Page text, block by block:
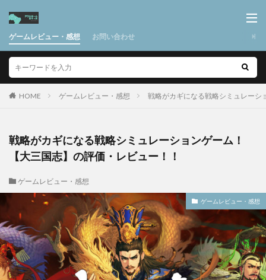
ゲームレビュー・感想 お問い合わせ
HOME ゲームレビュー・感想 戦略がカギになる戦略シミュレーシ
戦略がカギになる戦略シミュレーションゲーム！
【大三国志】の評価・レビュー！！
ゲームレビュー・感想
ゲームレビュー・感想